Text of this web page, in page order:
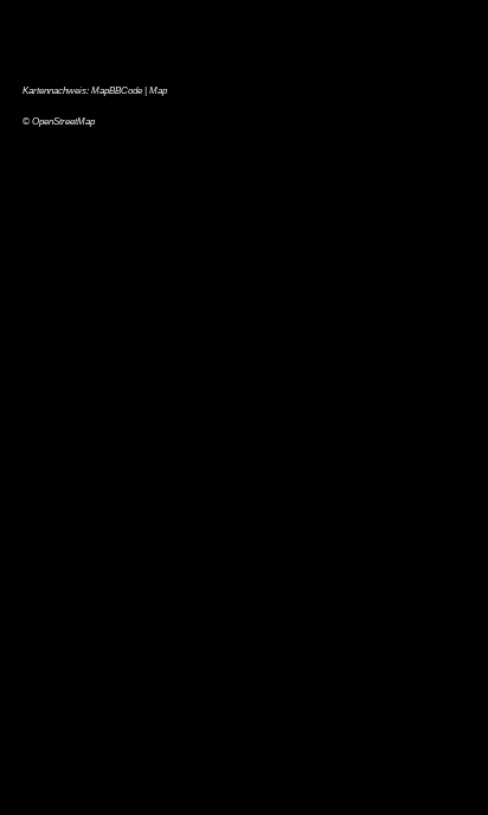
Kartennachweis: MapBBCode| Map
© OpenStreetMap